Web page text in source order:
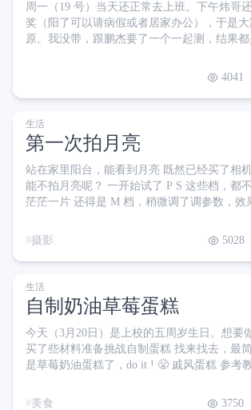
周一（19 号）当天还正常去上班。下午炜哥
奖（阳了可以请病假或者居家办公），于是
原。我没带，跟鹏杰要了一个一起测，结果
么过去了，一切的开始要到周二（下称第一
身体，把一部分被子压到身下，努力地再次
知过了多久，我再次被冻醒，只好起床加了件
熟睡的老婆，我感觉并不是半夜气温突降那么
又是一阵无
4041
生活
第一次拍月亮
站在家里阳台，能看到月亮 既然已经买了相
能不拍月亮呢？ 一开始试了 P S 这些档，都不好使，拍出来白
茫茫一片 还得是 M 档，稍微调了调参数，效
250mm 了，它尽力了 有机会去租个大炮再试
摄影 5028
生活
自制奶油草莓蛋糕
今天（3月20日）是上校的五周岁生日。想要
买了些材料准备挑战自制蛋糕 找来找去，最
是草莓奶油蛋糕了，do it ! 😤 戚风蛋糕 参考教程：超柔软6寸
用戚风作胚，按照教程，需要先取 3 个蛋黄
美食 3750